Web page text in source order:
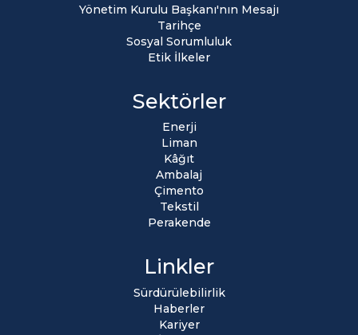
Yönetim Kurulu Başkanı'nın Mesajı
Tarihçe
Sosyal Sorumluluk
Etik İlkeler
Sektörler
Enerji
Liman
Kâğıt
Ambalaj
Çimento
Tekstil
Perakende
Linkler
Sürdürülebilirlik
Haberler
Kariyer